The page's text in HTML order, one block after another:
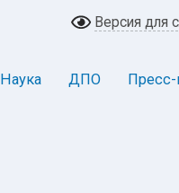
Версия для
Наука ДПО